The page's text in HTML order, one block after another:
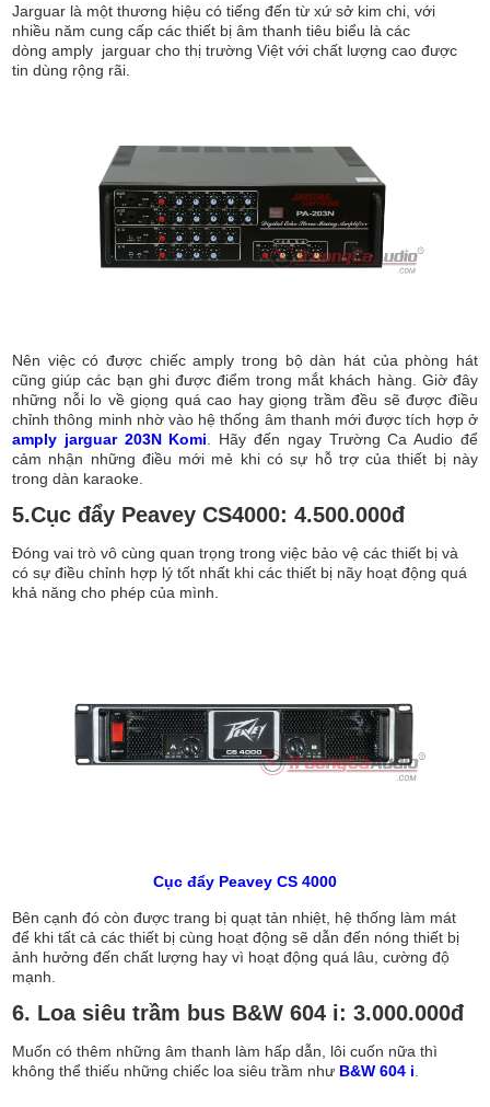
Jarguar là một thương hiệu có tiếng đến từ xứ sở kim chi, với
nhiều năm cung cấp các thiết bị âm thanh tiêu biểu là các
dòng amply jarguar cho thị trường Việt với chất lượng cao được
tin dùng rộng rãi.
Nên việc có được chiếc amply trong bộ dàn hát của phòng hát
cũng giúp các bạn ghi được điểm trong mắt khách hàng. Giờ đây
những nỗi lo về giọng quá cao hay giọng trầm đều sẽ được điều
chỉnh thông minh nhờ vào hệ thống âm thanh mới được tích hợp ở
amply jarguar 203N Komi . Hãy đến ngay Trường Ca Audio để
cảm nhận những điều mới mẻ khi có sự hỗ trợ của thiết bị này
trong dàn karaoke.
5.Cục đẩy Peavey CS4000: 4.500.000đ
Đóng vai trò vô cùng quan trọng trong việc bảo vệ các thiết bị và
có sự điều chỉnh hợp lý tốt nhất khi các thiết bị nãy hoạt động quá
khả năng cho phép của mình.
Cục đẩy Peavey CS 4000
Bên cạnh đó còn được trang bị quạt tản nhiệt, hệ thống làm mát
để khi tất cả các thiết bị cùng hoạt động sẽ dẫn đến nóng thiết bị
ảnh hưởng đến chất lượng hay vì hoạt động quá lâu, cường độ
mạnh.
6. Loa siêu trầm bus B&W 604 i: 3.000.000đ
Muốn có thêm những âm thanh làm hấp dẫn, lôi cuốn nữa thì
không thể thiếu những chiếc loa siêu trầm như B&W 604 i.